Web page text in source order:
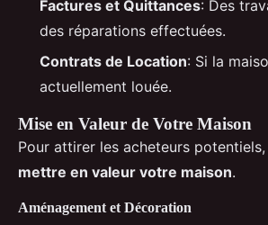
Factures et Quittances: Des
des réparations effectuées.
Contrats de Location: Si la
actuellement louée.
Mise en Valeur de Votre Maison
Pour attirer les acheteurs
mettre en valeur votre maison.
Aménagement et Décoration